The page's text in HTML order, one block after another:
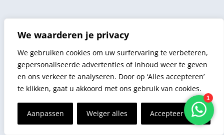
We waarderen je privacy
We gebruiken cookies om uw surfervaring te verbeteren,
gepersonaliseerde advertenties of inhoud weer te geven
en ons verkeer te analyseren. Door op ‘Alles accepteren’
te klikken, gaat u akkoord met ons gebruik van cookies.
Aanpassen Weiger alles Accepteer alles